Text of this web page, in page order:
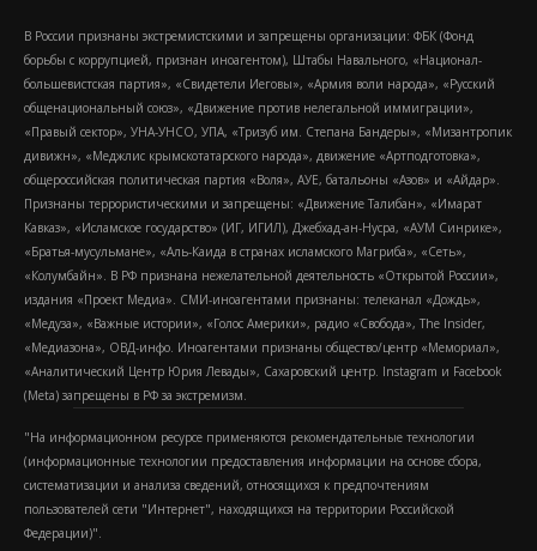
В России признаны экстремистскими и запрещены организации: ФБК (Фонд
борьбы с коррупцией, признан иноагентом), Штабы Навального, «Национал-
большевистская партия», «Свидетели Иеговы», «Армия воли народа», «Русский
общенациональный союз», «Движение против нелегальной иммиграции»,
«Правый сектор», УНА-УНСО, УПА, «Тризуб им. Степана Бандеры», «Мизантропик
дивижн», «Меджлис крымскотатарского народа», движение «Артподготовка»,
общероссийская политическая партия «Воля», АУЕ, батальоны «Азов» и «Айдар».
Признаны террористическими и запрещены: «Движение Талибан», «Имарат
Кавказ», «Исламское государство» (ИГ, ИГИЛ), Джебхад-ан-Нусра, «АУМ Синрике»,
«Братья-мусульмане», «Аль-Каида в странах исламского Магриба», «Сеть»,
«Колумбайн». В РФ признана нежелательной деятельность «Открытой России»,
издания «Проект Медиа». СМИ-иноагентами признаны: телеканал «Дождь»,
«Медуза», «Важные истории», «Голос Америки», радио «Свобода», The Insider,
«Медиазона», ОВД-инфо. Иноагентами признаны общество/центр «Мемориал»,
«Аналитический Центр Юрия Левады», Сахаровский центр. Instagram и Facebook
(Metа) запрещены в РФ за экстремизм.
"На информационном ресурсе применяются рекомендательные технологии
(информационные технологии предоставления информации на основе сбора,
систематизации и анализа сведений, относящихся к предпочтениям
пользователей сети "Интернет", находящихся на территории Российской
Федерации)".